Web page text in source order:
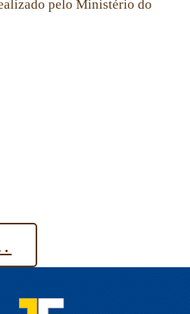
pelo Ministério do